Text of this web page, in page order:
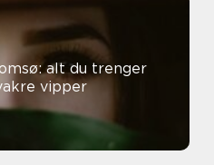
alt du trenger
vipper